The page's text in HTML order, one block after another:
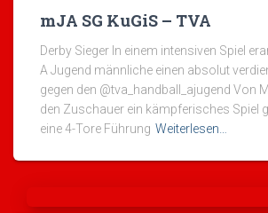
mJA SG KuGiS – TVA
Derby Sieger In einem intensiven Spiel
A Jugend männliche einen absolut
gegen den @tva_handball_ajugend Von
den Zuschauer ein kämpferisches Spiel
eine 4-Tore Führung Weiterlesen…